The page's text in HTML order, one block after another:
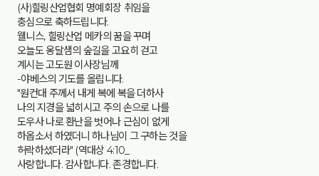
(사)힐링산업협회 명예회장 취임을
충심으로 축하드립니다.
웰니스, 힐링산업 메카의 꿈을 꾸며
오늘도 옹달샘의 숲길을 고요히 걷고
계시는 고도원 이사장님께
-야베스의 기도를 올립니다.
"원컨대 주께서 내게 복에 복을 더하사
나의 지경을 넓히시고 주의 손으로 나를
도우사 나로 환난을 벗어나 근심이 없게
하옵소서 하였더니 하나님이 그 구하는 것을
허락하셨더라" (역대상 4:10_
사랑합니다. 감사합니다. 존경합니다.